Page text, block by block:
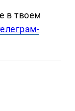
в твоем